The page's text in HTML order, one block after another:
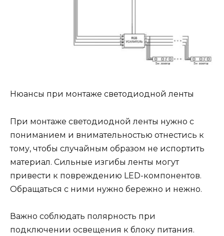
Нюансы при монтаже светодиодной ленты
При монтаже светодиодной ленты нужно с
пониманием и внимательностью отнестись к
тому, чтобы случайным образом не испортить
материал. Сильные изгибы ленты могут
привести к повреждению LED-компонентов.
Обращаться с ними нужно бережно и нежно.
Важно соблюдать полярность при
подключении освещения к блоку питания.